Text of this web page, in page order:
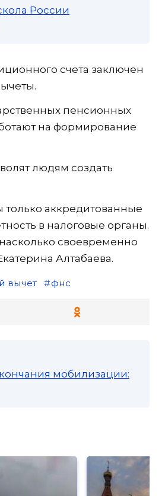
России
счета заключен
пенсионных
на формирование
людям создать
аккредитованные
в налоговые органы.
своевременно
Алтабаева.
вычет фнс
мобилизации: